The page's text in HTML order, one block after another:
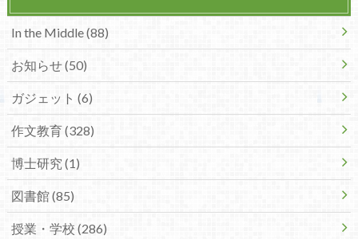
In the Middle (88)
お知らせ (50)
ガジェット (6)
作文教育 (328)
博士研究 (1)
図書館 (85)
授業・学校 (286)